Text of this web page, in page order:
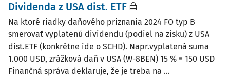
Dividenda z USA dist. ETF
Na ktoré riadky daňového priznania 2024 FO typ B
smerovať vyplatenú dividendu (podiel na zisku) z USA
dist.ETF (konkrétne ide o SCHD). Napr.vyplatená suma
1.000 USD, zrážková daň v USA (W-8BEN) 15 % = 150 USD
Finančná správa deklaruje, že je treba na ...